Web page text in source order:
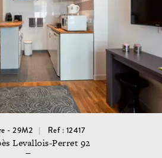
- 29M2 Ref : 12417
Levallois-Perret 92